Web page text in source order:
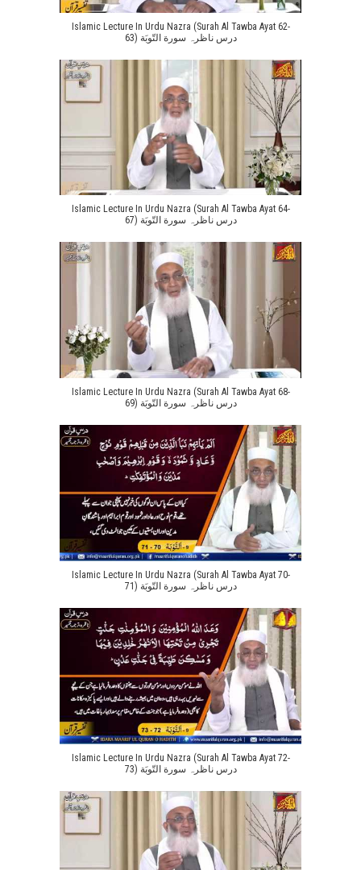
Islamic Lecture In Urdu Nazra (Surah Al Tawba Ayat 62-
63) درس ناظرہ سورة التّوبَة
Islamic Lecture In Urdu Nazra (Surah Al Tawba Ayat 64-
67) درس ناظرہ سورة التّوبَة
Islamic Lecture In Urdu Nazra (Surah Al Tawba Ayat 68-
69) درس ناظرہ سورة التّوبَة
Islamic Lecture In Urdu Nazra (Surah Al Tawba Ayat 70-
71) درس ناظرہ سورة التّوبَة
Islamic Lecture In Urdu Nazra (Surah Al Tawba Ayat 72-
73) درس ناظرہ سورة التّوبَة